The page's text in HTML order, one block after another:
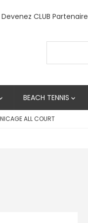
Devenez CLUB Partenaire
BEACH TENNIS 
ALL COURT